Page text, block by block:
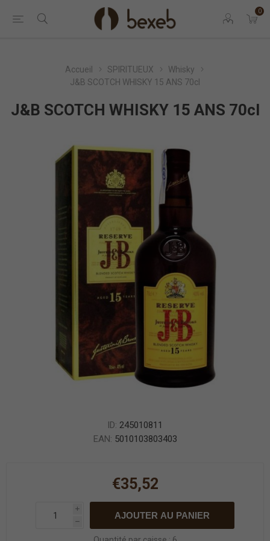
0
Accueil SPIRITUEUX
Whisky
J&B SCOTCH WHISKY 15 ANS 70cl
J&B SCOTCH WHISKY 15 ANS 70cl
ID: 245010811
EAN: 5010103803403
€35,52
i
h
AJOUTER AU PANIER